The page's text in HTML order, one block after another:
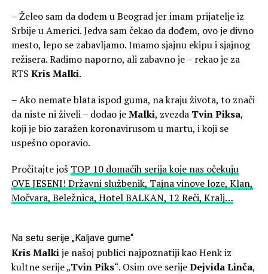
– Želeo sam da dođem u Beograd jer imam prijatelje iz
Srbije u Americi. Jedva sam čekao da dođem, ovo je divno
mesto, lepo se zabavljamo. Imamo sjajnu ekipu i sjajnog
režisera. Radimo naporno, ali zabavno je – rekao je za
RTS Kris Malki.
– Ako nemate blata ispod guma, na kraju života, to znači
da niste ni živeli – dodao jeMalki, zvezda Tvin Piksa,
koji je bio zaražen koronavirusom u martu, i koji se
uspešno oporavio.
Pročitajte još TOP 10 domaćih serija koje nas očekuju
OVE JESENI! Državni službenik, Tajna vinove loze, Klan,
Močvara, Beležnica, Hotel BALKAN, 12 Reči, Kralj…
Na setu serije „Kaljave gume“
Kris Malkije našoj publici najpoznatiji kao Henk iz
kultne serije „Tvin Piks“. Osim ove serijeDejvida Linča,